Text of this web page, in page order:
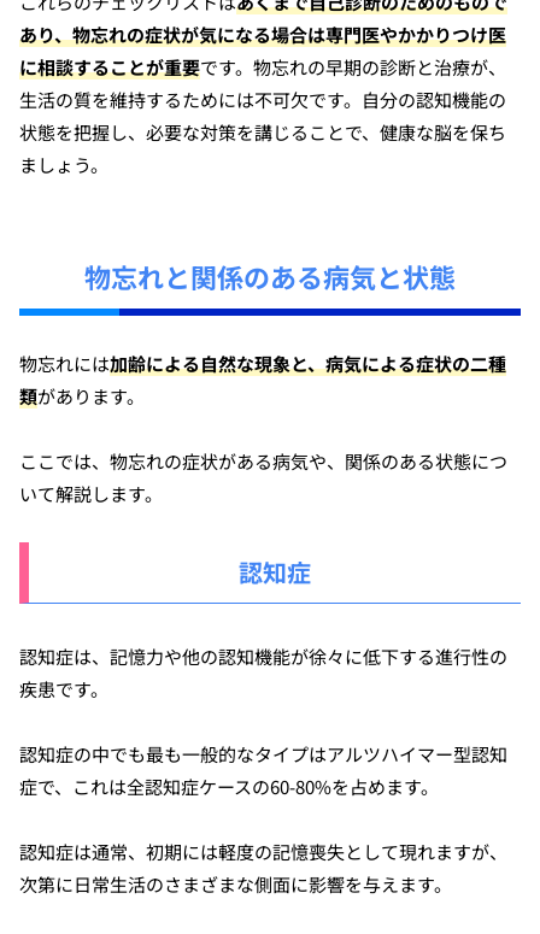
あり、物忘れの症状が気になる場合は専門医やかかりつけ医
に相談することが重要です。物忘れの早期の診断と治療が、
生活の質を維持するためには不可欠です。自分の認知機能の
状態を把握し、必要な対策を講じることで、健康な脳を保ち
ましょう。
物忘れと関係のある病気と状態
物忘れには加齢による自然な現象と、病気による症状の二種
類があります。
ここでは、物忘れの症状がある病気や、関係のある状態につ
いて解説します。
認知症
認知症は、記憶力や他の認知機能が徐々に低下する進行性の
疾患です。
認知症の中でも最も一般的なタイプはアルツハイマー型認知
症で、これは全認知症ケースの60-80%を占めます。
認知症は通常、初期には軽度の記憶喪失として現れますが、
次第に日常生活のさまざまな側面に影響を与えます。